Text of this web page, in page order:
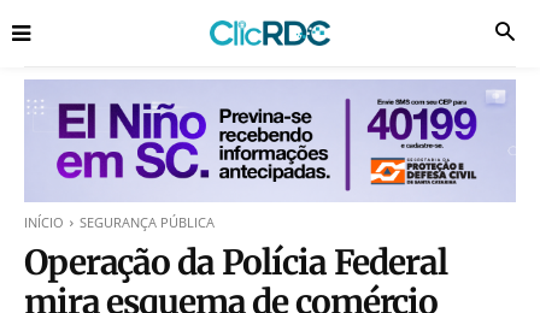
INÍCIO SEGURANÇA PÚBLICA
Operação da Polícia Federal
mira esquema de comércio